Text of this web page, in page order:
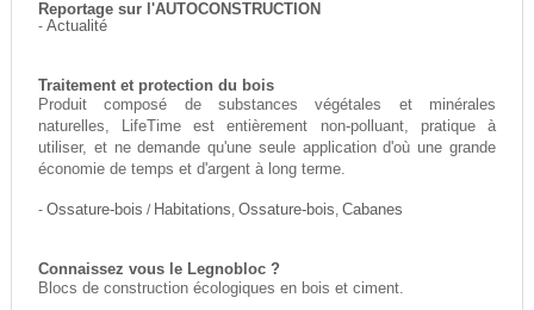
Reportage sur l'AUTOCONSTRUCTION
- Actualité
Traitement et protection du bois
Produit composé de substances végétales et minérales
naturelles, LifeTime est entièrement non-polluant, pratique à
utiliser, et ne demande qu'une seule application d'où une grande
économie de temps et d'argent à long terme.
- Ossature-bois / Habitations, Ossature-bois, Cabanes
Connaissez vous le Legnobloc ?
Blocs de construction écologiques en bois et ciment.